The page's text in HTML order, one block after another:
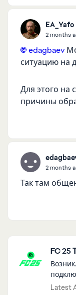
EA_Yafo
2 months
edagbaev​
ситуацию на
Для этого на
причины
2 months
Так там
FC 25
Latest